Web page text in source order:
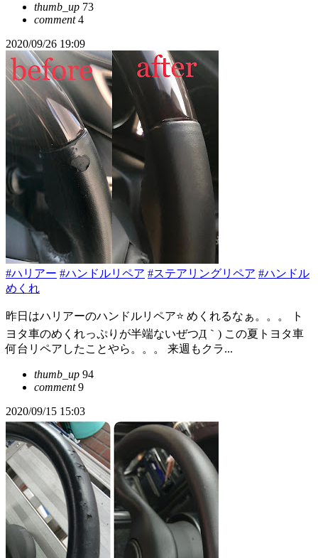
thumb_up 73
comment4
2020/09/26 19:09
#ハリアー #ハンドルリペア #ステアリングリペア #ハンドル
めくれ
昨日はハリアーのハンドルリペア⭐️ めくれるなぁ。。。 ト
ヨタ車のめくれっぷりが半端ないぜつД｀) この夏トヨタ車
何台リペアしたことやら。。。 来週もクラ...
thumb_up 94
comment9
2020/09/15 15:03